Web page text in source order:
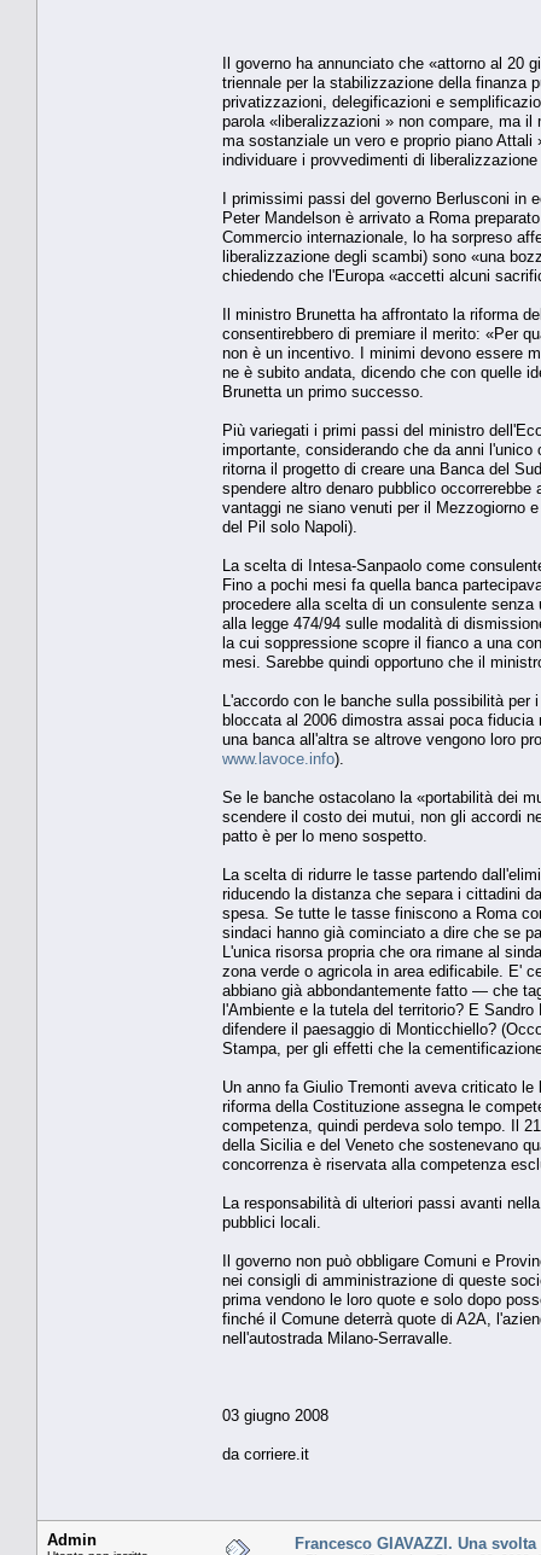
Il governo ha annunciato che «attorno al 20
triennale per la stabilizzazione della finanza
privatizzazioni, delegificazioni e
parola «liberalizzazioni » non compare, ma
ma sostanziale un vero e proprio piano
individuare i provvedimenti di
I primissimi passi del governo Berlusconi in
Peter Mandelson è arrivato a Roma
Commercio internazionale, lo ha sorpreso
liberalizzazione degli scambi) sono «una
chiedendo che l'Europa «accetti alcuni
Il ministro Brunetta ha affrontato la riforma
consentirebbero di premiare il merito: «Per
non è un incentivo. I minimi devono essere
ne è subito andata, dicendo che con quelle
Brunetta un primo successo.
Più variegati i primi passi del ministro
importante, considerando che da anni
ritorna il progetto di creare una Banca del
spendere altro denaro pubblico
vantaggi ne siano venuti per il Mezzogiorno
del Pil solo Napoli).
La scelta di Intesa-Sanpaolo come
Fino a pochi mesi fa quella banca
procedere alla scelta di un consulente
alla legge 474/94 sulle modalità di
la cui soppressione scopre il fianco a una
mesi. Sarebbe quindi opportuno che il
L'accordo con le banche sulla possibilità
bloccata al 2006 dimostra assai poca
una banca all'altra se altrove vengono loro
www.lavoce.info).
Se le banche ostacolano la «portabilità dei
scendere il costo dei mutui, non gli accordi
patto è per lo meno sospetto.
La scelta di ridurre le tasse partendo
riducendo la distanza che separa i cittadini
spesa. Se tutte le tasse finiscono a Roma
sindaci hanno già cominciato a dire che se
L'unica risorsa propria che ora rimane al
zona verde o agricola in area edificabile. E'
abbiano già abbondantemente fatto — che
l'Ambiente e la tutela del territorio? E
difendere il paesaggio di Monticchiello?
Stampa, per gli effetti che la
Un anno fa Giulio Tremonti aveva criticato
riforma della Costituzione assegna le
competenza, quindi perdeva solo tempo. Il
della Sicilia e del Veneto che sostenevano
concorrenza è riservata alla competenza
La responsabilità di ulteriori passi avanti
pubblici locali.
Il governo non può obbligare Comuni e
nei consigli di amministrazione di queste
prima vendono le loro quote e solo dopo
finché il Comune deterrà quote di A2A,
nell'autostrada Milano-Serravalle.
03 giugno 2008
da corriere.it
Admin Francesco GIAVAZZI. Una svolta